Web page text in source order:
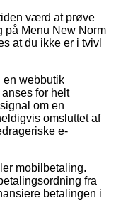
værd at prøve
på Menu New Norm
at du ikke er i tvivl
en webbutik
for helt
om en
omsluttet af
e-
mobilbetaling.
fra
betalingen i